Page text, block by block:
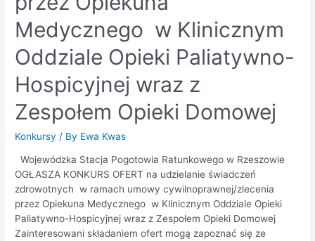
Medycznego w Klinicznym
Oddziale Opieki Paliatywno-
Hospicyjnej wraz z
Zespołem Opieki Domowej
Konkursy / By Ewa Kwas
Wojewódzka Stacja Pogotowia Ratunkowego w Rzeszowie
OGŁASZA KONKURS OFERT na udzielanie świadczeń
zdrowotnych w ramach umowy cywilnoprawnej/zlecenia
przez Opiekuna Medycznego w Klinicznym Oddziale Opieki
Paliatywno-Hospicyjnej wraz z Zespołem Opieki Domowej
Zainteresowani składaniem ofert mogą zapoznać się ze